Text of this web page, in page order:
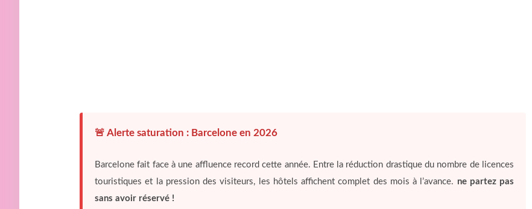
🚨 Alerte saturation : Barcelone en 2026
Barcelone fait face à une affluence record cette année. Entre la réduction drastique du nombre de licences
touristiques et la pression des visiteurs, les hôtels affichent complet des mois à l’avance. ne partez pas
sans avoir réservé !